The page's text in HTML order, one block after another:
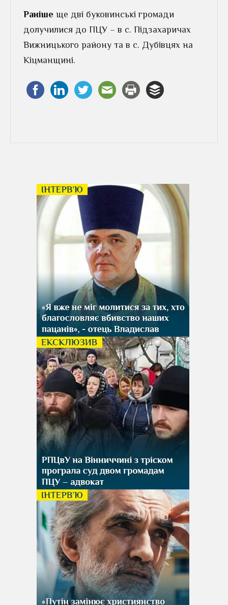
Раніше ще дві буковинські громади
долучилися до ПЦУ – в с. Підзахаричах
Вижницького району та в с. Дубівцях на
Кіцманщині.